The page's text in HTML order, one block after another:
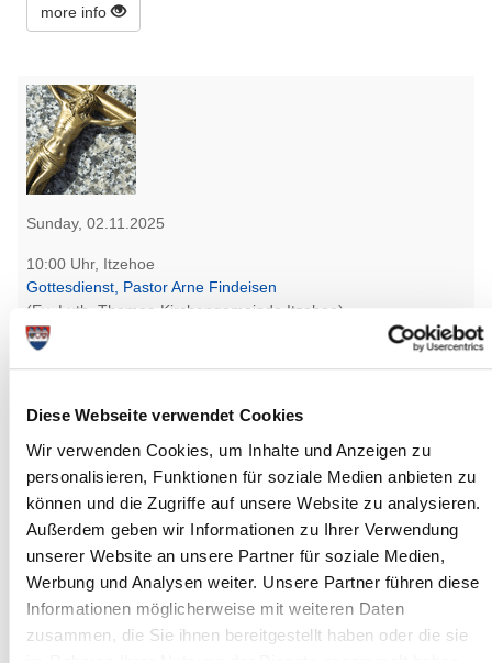
Diese Webseite verwendet Cookies
Wir verwenden Cookies, um Inhalte und Anzeigen zu
personalisieren, Funktionen für soziale Medien anbieten zu
können und die Zugriffe auf unsere Website zu analysieren.
Außerdem geben wir Informationen zu Ihrer Verwendung
unserer Website an unsere Partner für soziale Medien,
Werbung und Analysen weiter. Unsere Partner führen diese
Informationen möglicherweise mit weiteren Daten
zusammen, die Sie ihnen bereitgestellt haben oder die sie
more info
Sunday, 02.11.2025
10:00 Uhr, Itzehoe
Gottesdienst, Pastor Arne Findeisen
(Ev.-Luth. Thomas-Kirchengemeinde Itzehoe)
Itzehoe
Sunday, 02.11.2025
10:00 Uhr, Oelixdorf